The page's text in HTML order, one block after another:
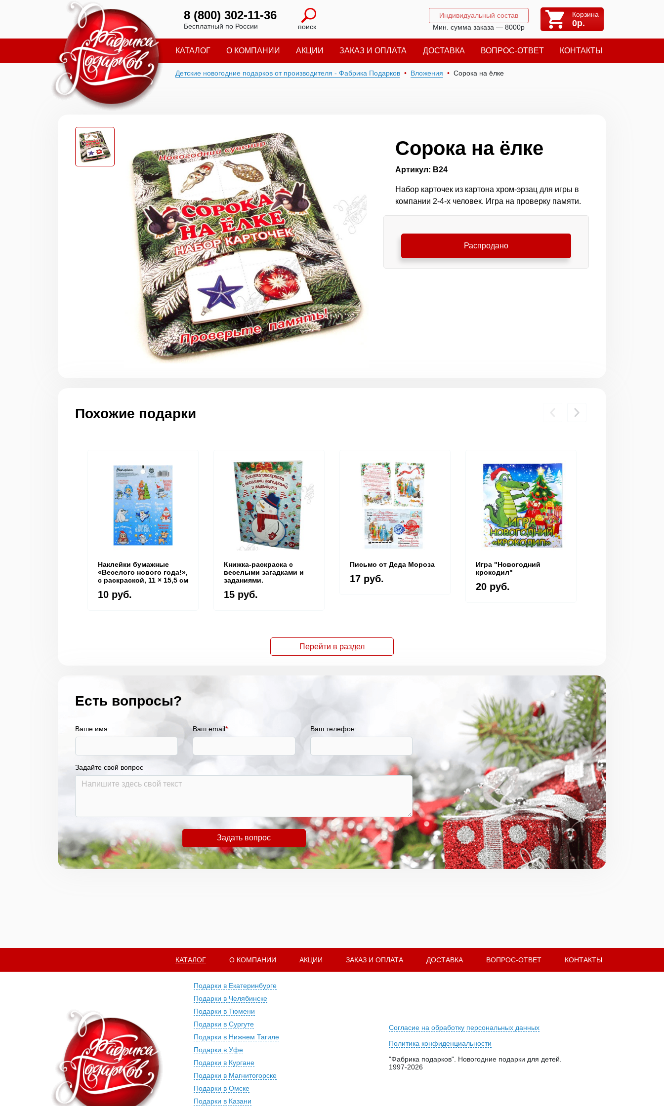
8 (800) 302-11-36
Бесплатный по России поиск
Индивидуальный состав
Мин. сумма заказа — 8000р
Корзина
0р.
КАТАЛОГ О КОМПАНИИ АКЦИИ ЗАКАЗ И ОПЛАТА ДОСТАВКА ВОПРОС-ОТВЕТ КОНТАКТЫ
Детские новогодние подарков от производителя - Фабрика Подарков Вложения Сорока на ёлке
Сорока на ёлке
Артикул: В24
Набор карточек из картона хром-эрзац для игры в
компании 2-4-х человек. Игра на проверку памяти.
Распродано
Похожие подарки
Наклейки бумажные
«Веселого нового года!»,
c раскраской, 11 × 15,5 см
10 руб.
Книжка-раскраска с
веселыми загадками и
заданиями.
15 руб.
Письмо от Деда Мороза
17 руб.
Игра "Новогодний
крокодил"
20 руб.
Перейти в раздел
Есть вопросы?
Ваше имя: Ваш email*: Ваш телефон:
Задайте свой вопрос
Задать вопрос
КАТАЛОГ О КОМПАНИИ АКЦИИ ЗАКАЗ И ОПЛАТА ДОСТАВКА ВОПРОС-ОТВЕТ КОНТАКТЫ
Подарки в Екатеринбурге
Подарки в Челябинске
Подарки в Тюмени
Подарки в Сургуте
Подарки в Нижнем Тагиле
Подарки в Уфе
Подарки в Кургане
Подарки в Магнитогорске
Подарки в Омске
Подарки в Казани
Согласие на обработку персональных данных
Политика конфиденциальности
"Фабрика подарков". Новогодние подарки для детей.
1997-2026